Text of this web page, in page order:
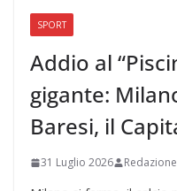
SPORT
Addio al
gigante:
Baresi, il
31 Luglio 2026